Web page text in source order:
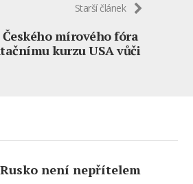
Starší článek
mírového fóra
kurzu USA vůči
není nepřítelem